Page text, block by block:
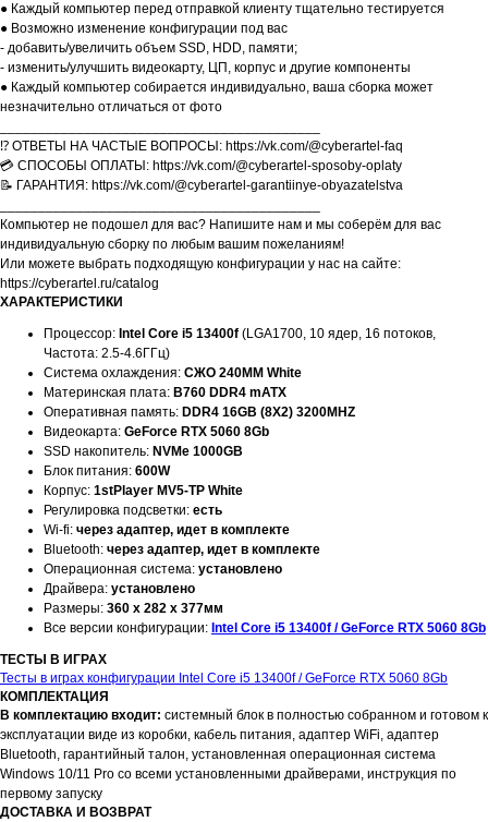
● Каждый компьютер перед отправкой клиенту тщательно тестируется
● Возможно изменение конфигурации под вас
- добавить/увеличить объем SSD, HDD, памяти;
- изменить/улучшить видеокарту, ЦП, корпус и другие компоненты
● Каждый компьютер собирается индивидуально, ваша сборка может
незначительно отличаться от фото
⁉️ ОТВЕТЫ НА ЧАСТЫЕ ВОПРОСЫ: https://vk.com/@cyberartel-faq
💳 СПОСОБЫ ОПЛАТЫ: https://vk.com/@cyberartel-sposoby-oplaty
📝 ГАРАНТИЯ: https://vk.com/@cyberartel-garantiinye-obyazatelstva
Компьютер не подошел для вас? Напишите нам и мы соберём для вас
индивидуальную сборку по любым вашим пожеланиям!
Или можете выбрать подходящую конфигурации у нас на сайте:
https://cyberartel.ru/catalog
ХАРАКТЕРИСТИКИ
Процессор: Intel Core i5 13400f (LGA1700, 10 ядер, 16 потоков,
Частота: 2.5-4.6ГГц)
Система охлаждения: СЖО 240ММ White
Материнская плата: B760 DDR4 mATX
Оперативная память: DDR4 16GB (8X2) 3200MHZ
Видеокарта: GeForce RTX 5060 8Gb
SSD накопитель: NVMe 1000GB
Блок питания: 600W
Корпус: 1stPlayer MV5-TP White
Регулировка подсветки: есть
Wi-fi: через адаптер, идет в комплекте
Bluetooth: через адаптер, идет в комплекте
Операционная система: установлено
Драйвера: установлено
Размеры: 360 x 282 x 377мм
Все версии конфигурации: Intel Core i5 13400f / GeForce RTX 5060 8Gb
ТЕСТЫ В ИГРАХ
Тесты в играх конфигурации Intel Core i5 13400f / GeForce RTX 5060 8Gb
КОМПЛЕКТАЦИЯ
В комплектацию входит: системный блок в полностью собранном и готовом к
эксплуатации виде из коробки, кабель питания, адаптер WiFi, адаптер
Bluetooth, гарантийный талон, установленная операционная система
Windows 10/11 Pro со всеми установленными драйверами, инструкция по
первому запуску
ДОСТАВКА И ВОЗВРАТ